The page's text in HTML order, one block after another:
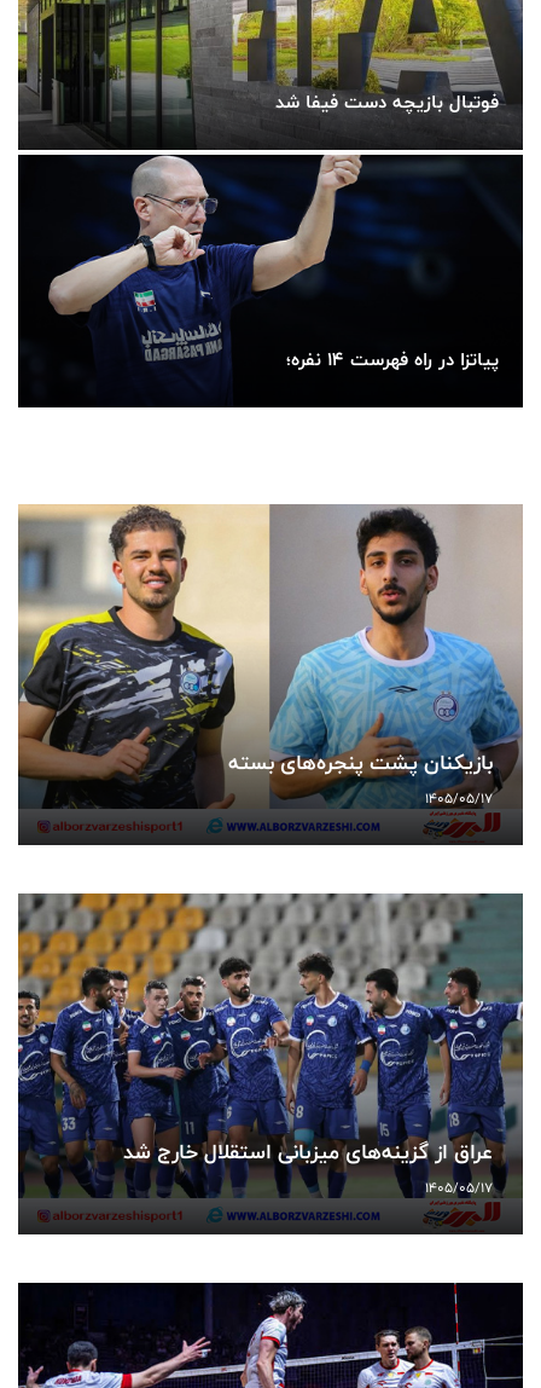
فوتبال بازیچه دست فیفا شد
پیاتزا در راه فهرست ۱۴ نفره؛
بازیکنان پشت پنجره‌های بسته
1405/05/17
عراق از گزینه‌های میزبانی استقلال خارج شد
1405/05/17